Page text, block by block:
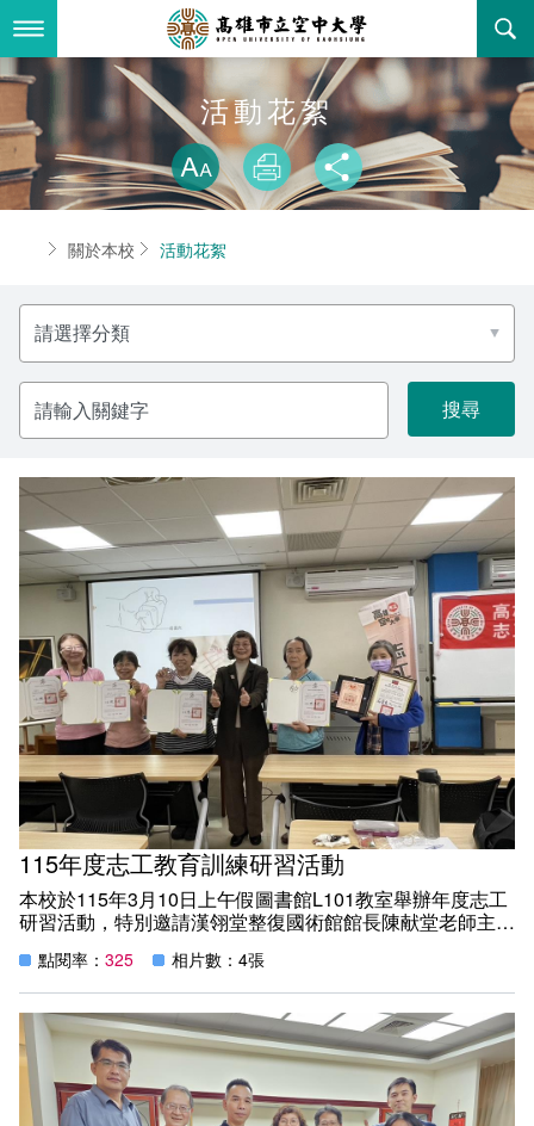
到
要
內最新消息
全部公告
教務公告
學系公告
行政公告
活動研習
招標徵才
歷史訊息
新聞媒體專區
校園行事曆
報名系統
線上報名
線上報名查詢
關於本校
空大簡介
立案證明
空大校史
空大有利的學習條件
組織架構
環境設備
本校位置
空大校刊
資訊圖像化專區
校內分機(pdf)
活動花絮
影音資訊
行政單位
行政單位簡介
我們的校長
校長室
教務處註冊組
教務處課務組
學習指導中心
輔導處
研發處
秘書處事務組
秘書處出納組
秘書處文書組
教學媒體處
電算中心
圖書館
會計室
學術單位
學術單位簡介
通識教育中心
工商管理學系
法律學系
大眾傳播學系
外國語文學系
文化藝術學系
科技管理學系
健康管理與促進學系
主題網站
其他好站
國內外開放課程
資訊相關法規
校務資訊
招生資訊
新生報名
在學資訊
校務系統
課程大綱
網路選課
網路教學 3.0 (111-2學期啟用)
校園行事曆
校內系統
資訊服務線上報修系統
消耗品申請
會計預警及請購系統
教室‧會議室預約系統
線上報修最新消息
問卷調查
法令規章
書表下載
政府公開資訊
常見問答
意見信箱
各單位意見信箱
教師意見信箱
諮詢信箱
影音資訊
EN
活動花絮
略過字型切
放大
列印 分享
首頁關於本校 活動花絮
分
類
請
輸
入
關
字
115年度志工教育訓練研習活動
本校於115年3月10日上午假圖書館L101教室舉辦年度志工
研習活動，特別邀請漢翎堂整復國術館館長陳献堂老師主講
熱情參與，現場氣氛溫馨熱絡。
活動中，由陳月端校長親自頒發志願服務獎項，表揚長期投
入志願服務、表現優異的志工，以肯定其多年來無私奉獻與
辛勞付出。本次共有1名志工榮獲衛生福利部志願服務績優
銅牌獎，1名志工獲頒高雄市志願服務金質獎，2名志工獲
頒高雄市志願服務銀質獎，另有1名志工獲頒高雄市志願服
務銅質獎。校長致詞時並分享自身擔任法律志工的經驗，表
點閱率： 325 相片數：4張